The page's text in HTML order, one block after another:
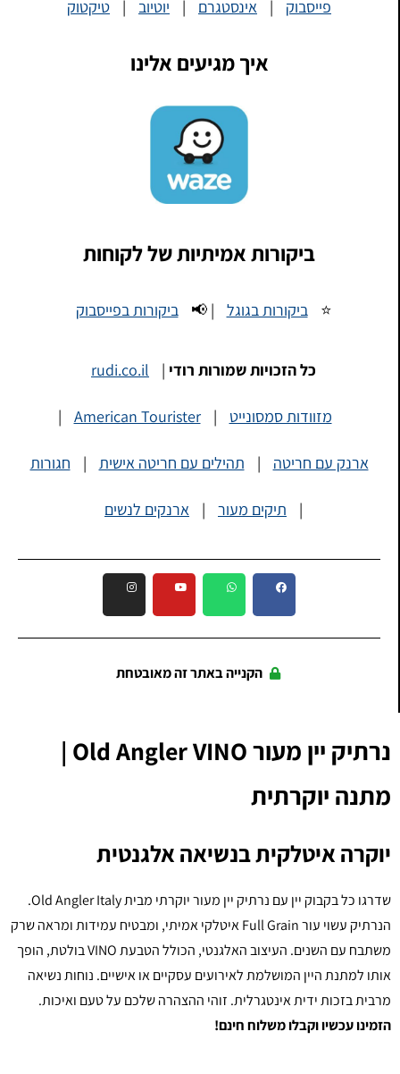
פייסבוק | אינסטגרם | יוטיוב | טיקטוק
איך מגיעים אלינו
ביקורות אמיתיות של לקוחות
⭐ ביקורות בגוגל | 📢 ביקורות בפייסבוק
כל הזכויות שמורות רודי|
rudi.co.il
מזוודות סמסונייט |
American Tourister
ארנק עם חריטה | תהילים עם חריטה אישית | חגורות
| תיקים מעור | ארנקים לנשים
הקנייה באתר זה מאובטחת
נרתיק יין מעור Old Angler VINO |
מתנה יוקרתית
יוקרה איטלקית בנשיאה אלגנטית
שדרגו כל בקבוק יין עם נרתיק יין מעור יוקרתי מבית Old Angler Italy.
הנרתיק עשוי עור Full Grain איטלקי אמיתי, ומבטיח עמידות ומראה שרק
משתבח עם השנים. העיצוב האלגנטי, הכולל הטבעת VINO בולטת, הופך
אותו למתנת היין המושלמת לאירועים עסקיים או אישיים. נוחות נשיאה
מרבית בזכות ידית אינטגרלית. זוהי ההצהרה שלכם על טעם ואיכות.
הזמינו עכשיו וקבלו משלוח חינם!